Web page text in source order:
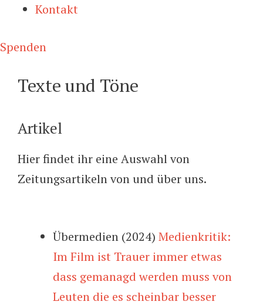
Kontakt
Spenden
Texte und Töne
Artikel
Hier findet ihr eine Auswahl von
Zeitungsartikeln von und über uns.
Übermedien (2024) Medienkritik:
Im Film ist Trauer immer etwas
dass gemanagd werden muss von
Leuten die es scheinbar besser